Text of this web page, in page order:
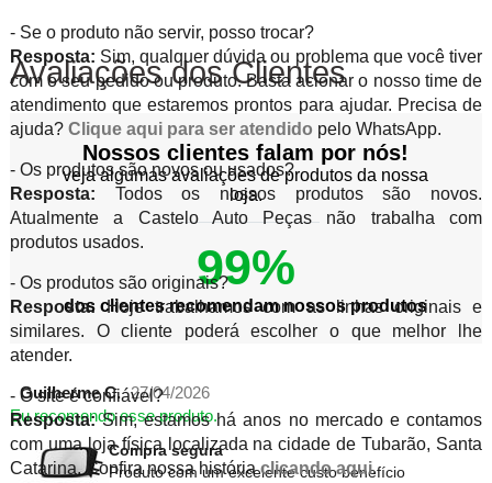
- Se o produto não servir, posso trocar?
Resposta: Sim, qualquer dúvida ou problema que você tiver
com o seu pedido ou produto. Basta acionar o nosso time de
atendimento que estaremos prontos para ajudar. Precisa de
ajuda? Clique aqui para ser atendido pelo WhatsApp.
- Os produtos são novos ou usados?
Resposta: Todos os nossos produtos são novos.
Atualmente a Castelo Auto Peças não trabalha com
produtos usados.
- Os produtos são originais?
Resposta:Hoje trabalhamos com as linhas originais e
similares. O cliente poderá escolher o que melhor lhe
atender.
- O site é confiável?
Resposta:Sim, estamos há anos no mercado e contamos
com uma loja física localizada na cidade de Tubarão, Santa
Catarina. Confira nossa históriaclicando aqui.
Avaliações dos Clientes
Nossos clientes falam por nós!
veja algumas avaliações de produtos da nossa
loja.
99%
dos clientes recomendam nossos produtos
Guilherme C. 27/04/2026
Eu recomendo esse produto.
Compra segura
Produto com um excelente custo benefício